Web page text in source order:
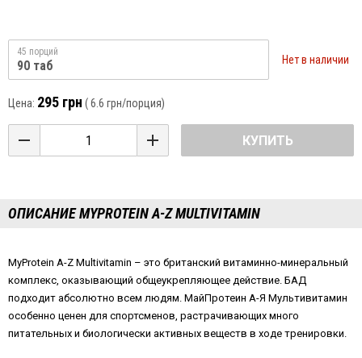
45 порций
90 таб Нет в наличии
Цена: 295 грн (6.6 грн/порция)
КУПИТЬ
ОПИСАНИЕ MYPROTEIN A-Z MULTIVITAMIN
MyProtein A-Z Multivitamin – это британский витаминно-минеральный
комплекс, оказывающий общеукрепляющее действие. БАД
подходит абсолютно всем людям. МайПротеин А-Я Мультивитамин
особенно ценен для спортсменов, растрачивающих много
питательных и биологически активных веществ в ходе тренировки.